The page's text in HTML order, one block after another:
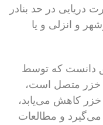
دریایی در حد بنادر
و انزلی و یا
دانست ‌که توسط
خزر متصل است،
کاهش می‌یابد،
و مطالعات